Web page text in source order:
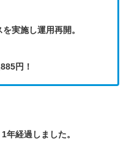
実施し運用再開。
円！
年経過しました。